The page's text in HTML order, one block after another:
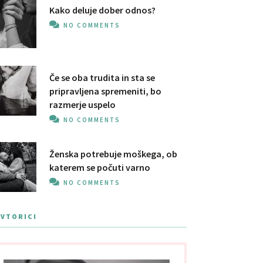
Kako deluje dober odnos?
NO COMMENTS
Če se oba trudita in sta se
pripravljena spremeniti, bo
razmerje uspelo
NO COMMENTS
Ženska potrebuje moškega, ob
katerem se počuti varno
NO COMMENTS